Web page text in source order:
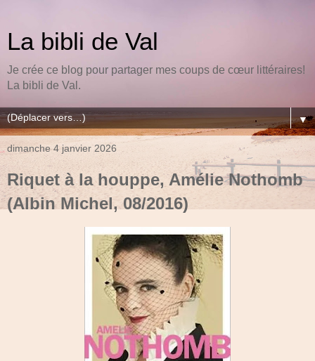
La bibli de Val
Je crée ce blog pour partager mes coups de cœur littéraires!
La bibli de Val.
▼
dimanche 4 janvier 2026
Riquet à la houppe, Amélie Nothomb
(Albin Michel, 08/2016)